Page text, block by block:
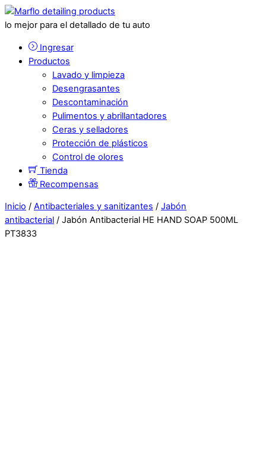
lo mejor para el detallado de tu auto
Ingresar
Productos
Lavado y limpieza
Desengrasantes
Descontaminación
Pulimentos y abrillantadores
Ceras y selladores
Protección de plásticos
Control de olores
Tienda
Recompensas
Inicio / Antibacteriales y sanitizantes / Jabón
antibacterial / Jabón Antibacterial HE HAND SOAP 500ML
PT3833